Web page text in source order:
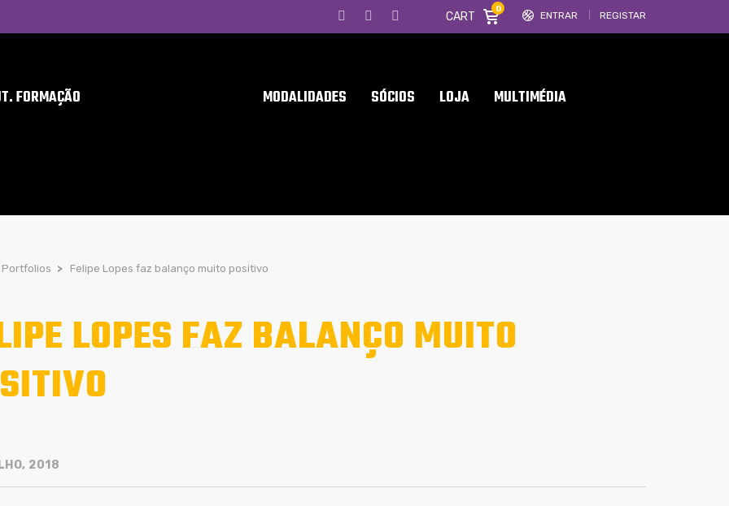
ENTRAR REGISTAR
CART
0
FORMAÇÃO MODALIDADES SÓCIOS LOJA MULTIMÉDIA
Portfolios > Felipe Lopes faz balanço muito positivo
LOPES FAZ BALANÇO MUITO
2018